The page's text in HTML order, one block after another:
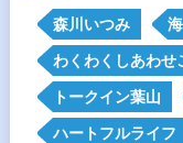
森川いつみ
わくわくしあわせ
トークイン葉山
ハートフルライフ